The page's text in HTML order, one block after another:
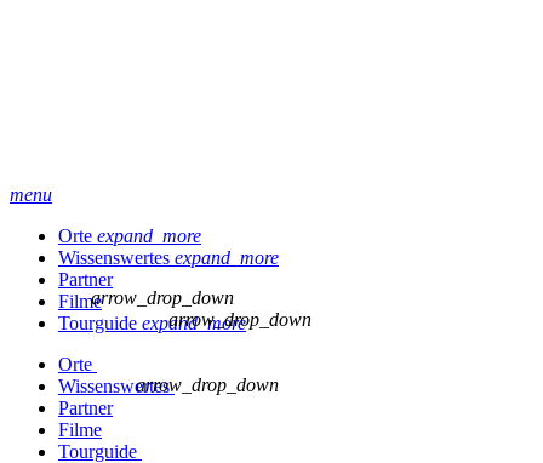
menu
Orte expand_more
Wissenswertes expand_more
Partner
Filme
Tourguide expand_more
Orte
arrow_drop_down
Wissenswertes
arrow_drop_down
Partner
Filme
Tourguide
arrow_drop_down